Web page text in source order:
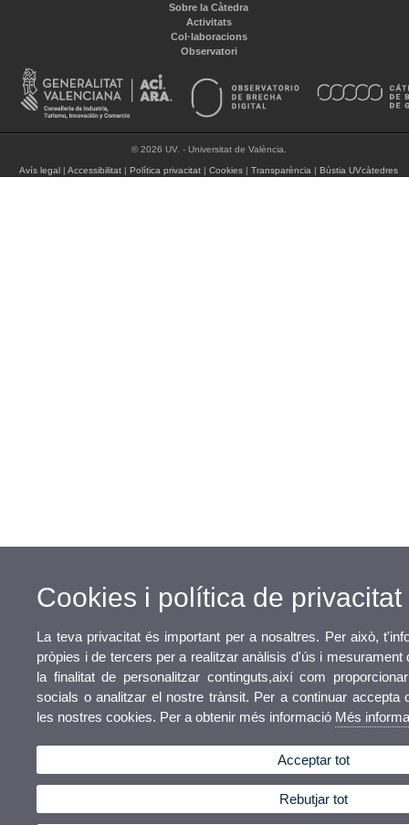
Sobre la Càtedra
Activitats
Col·laboracions
Observatori
© 2026 UV. - Universitat de València.
Avís legal |Accessibilitat |Política privacitat |Cookies |Transparència |Bústia UVcàtedres
Cookies i política de privacitat
La teva privacitat és important per a nosaltres. Per això,
pròpies i de tercers per a realitzar anàlisis d'ús i mesurament
la finalitat de personalitzar continguts,així com
socials o analitzar el nostre trànsit. Per a continuar accepta
les nostres cookies. Per a obtenir més informació Més
Acceptar tot
Rebutjar tot